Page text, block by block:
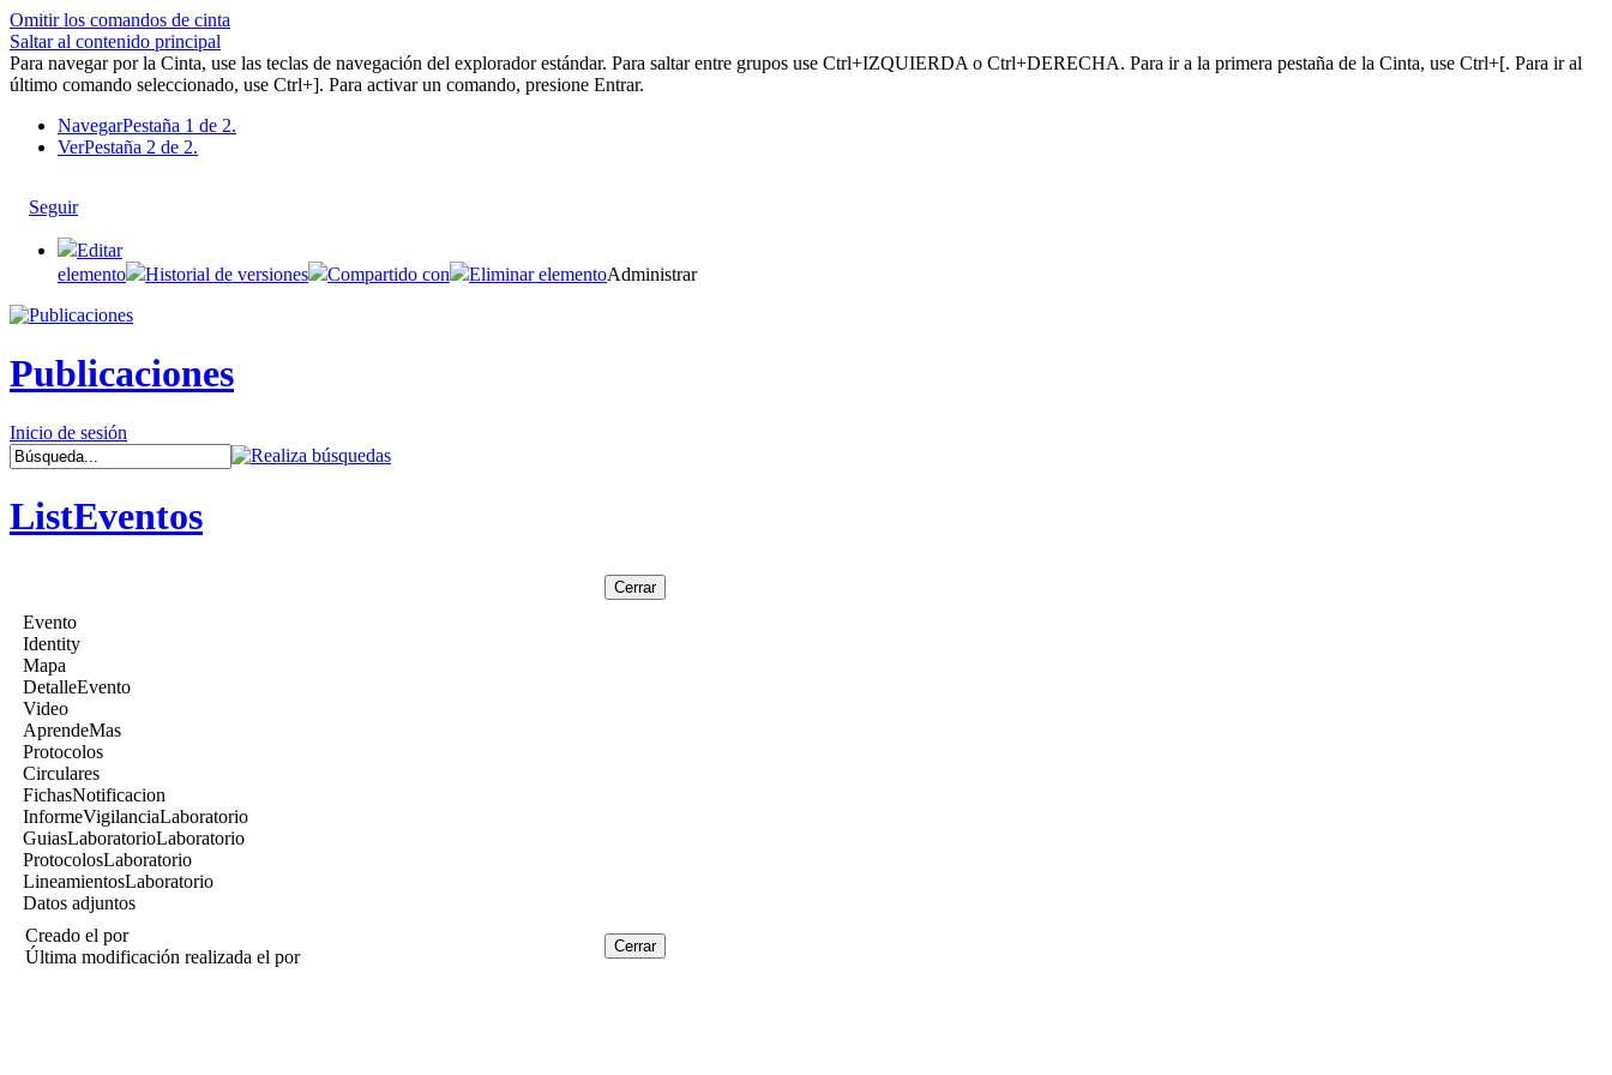
Omitir los comandos de cinta
Saltar al contenido principal
Para navegar por la Cinta, use las teclas de navegación del explorador estándar. Para saltar entre grupos use Ctrl+IZQUIERDA o Ctrl+DERECHA. Para ir a la primera pestaña de la Cinta, use Ctrl+[. Para ir al
último comando seleccionado, use Ctrl+]. Para activar un comando, presione Entrar.
NavegarPestaña 1 de 2.
VerPestaña 2 de 2.
Seguir
Editar
elemento
Historial de versiones Compartido con Eliminar elementoAdministrar
Publicaciones
Inicio de sesión
ListEventos
Evento
Identity
Mapa
DetalleEvento
Video
AprendeMas
Protocolos
Circulares
FichasNotificacion
InformeVigilanciaLaboratorio
GuiasLaboratorioLaboratorio
ProtocolosLaboratorio
LineamientosLaboratorio
Datos adjuntos
Creado el por
Última modificación realizada el por